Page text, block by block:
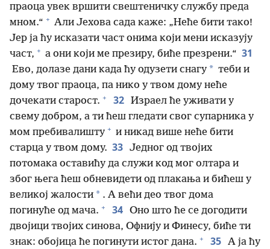
праоца увек вршити свештеничку службу преда
мном.“ + Али Јехова сада каже: „Неће бити тако!
Јер ја ћу исказати част онима који мени исказују
част, + а они који ме презиру, биће презрени.“ 31
Ево, долазе дани када ћу одузети снагу * теби и
дому твог праоца, па нико у твом дому неће
дочекати старост. + 32 Израел ће уживати у
свему добром, а ти ћеш гледати свог супарника у
мом пребивалишту + и никад више неће бити
старца у твом дому. 33 Једног од твојих
потомака оставићу да служи код мог олтара и
због њега ћеш обневидети од плакања и бићеш у
великој жалости * . А већи део твог дома
погинуће од мача. + 34 Оно што ће се догодити
двојици твојих синова, Офнију и Финесу, биће ти
знак: обојица ће погинути истог дана. + 35 А ја ћу